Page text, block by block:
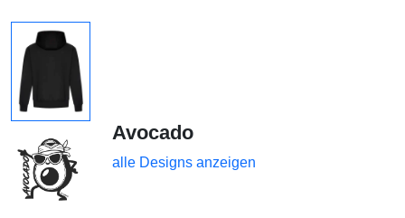
Avocado
alle Designs anzeigen